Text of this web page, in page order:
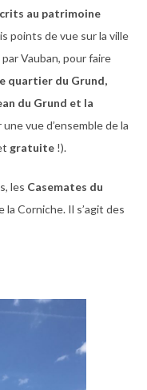
au patrimoine
points de vue sur la ville
Vauban, pour faire
quartier du Grund,
du Grund et la
vue d’ensemble de la
gratuite!).
les Casemates du
Corniche. Il s’agit des